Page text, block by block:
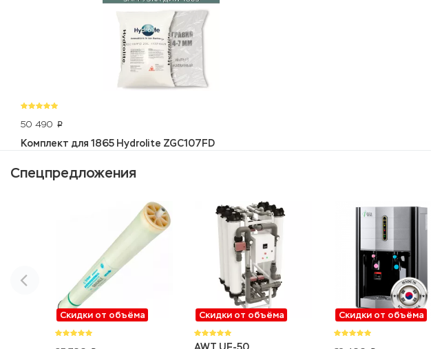
50 490 p
Комплект для 1865 Hydrolite ZGC107FD
Спецпредложения
Скидки от объёма Скидки от объёма Скидки от объёма